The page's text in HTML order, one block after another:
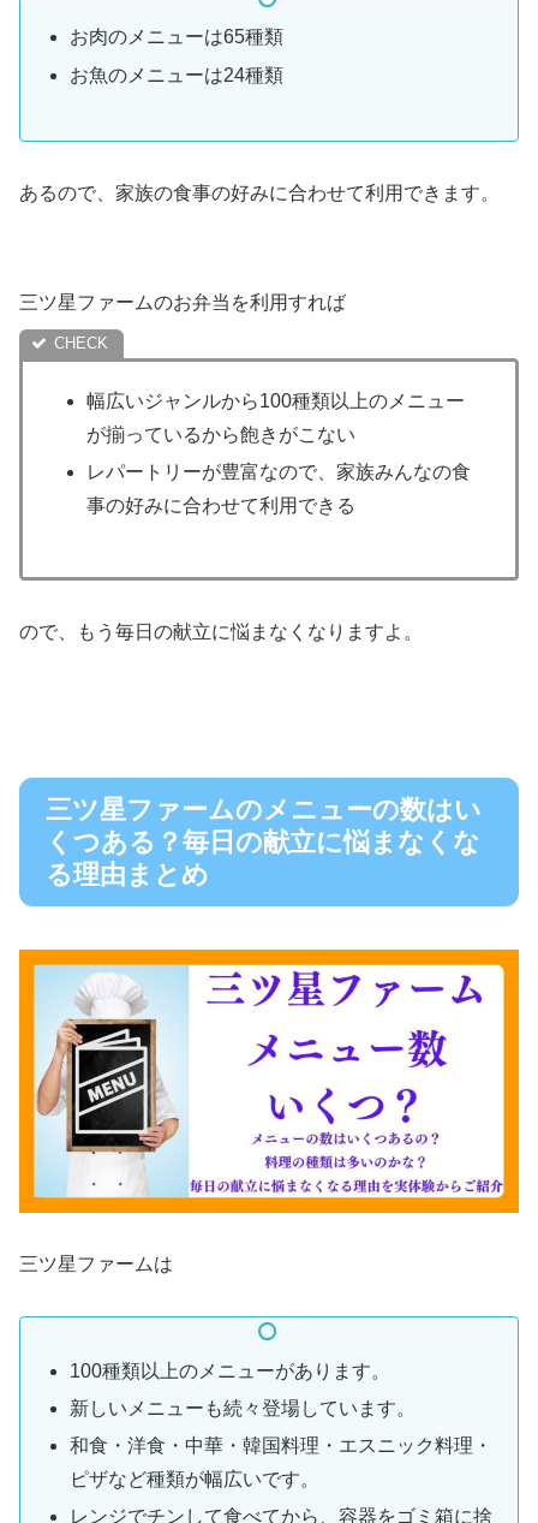
お肉のメニューは65種類
お魚のメニューは24種類
あるので、家族の食事の好みに合わせて利用できます。
三ツ星ファームのお弁当を利用すれば
幅広いジャンルから100種類以上のメニュー
が揃っているから飽きがこない
レパートリーが豊富なので、家族みんなの食
事の好みに合わせて利用できる
ので、もう毎日の献立に悩まなくなりますよ。
三ツ星ファームのメニューの数はい
くつある？毎日の献立に悩まなくな
る理由まとめ
三ツ星ファームは
100種類以上のメニューがあります。
新しいメニューも続々登場しています。
和食・洋食・中華・韓国料理・エスニック料理・
ピザなど種類が幅広いです。
レンジでチンして食べてから、容器をゴミ箱に捨